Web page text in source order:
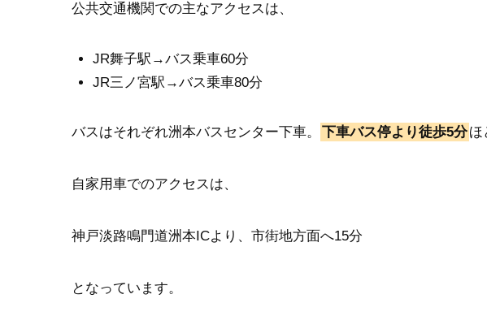
公共交通機関での主なアクセスは、
JR舞子駅→バス乗車60分
JR三ノ宮駅→バス乗車80分
バスはそれぞれ洲本バスセンター下車。 下車バス停より徒歩5分ほ
自家用車でのアクセスは、
神戸淡路鳴門道洲本ICより、市街地方面へ15分
となっています。